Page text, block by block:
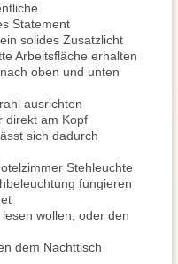
Statement
solides Zusatzlicht
Arbeitsfläche erhalten
oben und unten
ausrichten
direkt am Kopf
sich dadurch
Stehleuchte
fungieren
wollen, oder den
dem Nachttisch